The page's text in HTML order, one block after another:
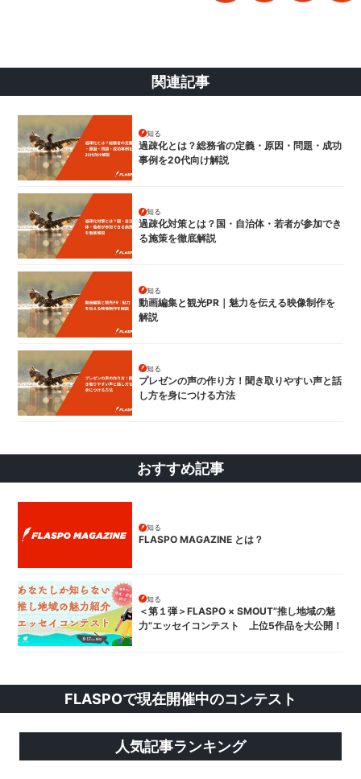
関連記事
過疎化とは？総務省の定義・原因・問題・成功
事例を20代向け解説
知る
過疎化対策とは？国・自治体・若者が参加でき
る施策を徹底解説
知る
動画編集と観光PR｜魅力を伝える映像制作を
解説
知る
プレゼンの声の作り方！聞き取りやすい声と話
し方を身につける方法
知る
おすすめ記事
FLASPO MAGAZINE とは？
知る
＜第１弾＞FLASPO × SMOUT”推し地域の魅
力”エッセイコンテスト 上位5作品を大公開！
知る
FLASPOで現在開催中のコンテスト
人気記事ランキング